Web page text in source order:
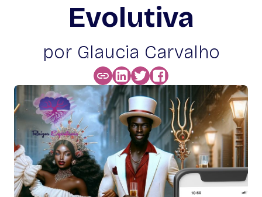
Evolutiva
por Glaucia Carvalho